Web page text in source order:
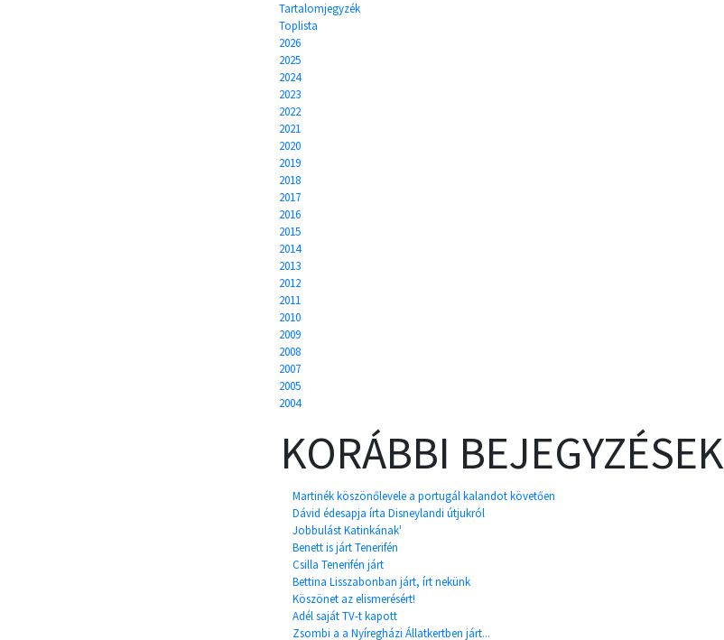
Tartalomjegyzék
Toplista
2026
2025
2024
2023
2022
2021
2020
2019
2018
2017
2016
2015
2014
2013
2012
2011
2010
2009
2008
2007
2005
2004
KORÁBBI BEJEGYZÉSEK
Martinék köszönőlevele a portugál kalandot követően
Dávid édesapja írta Disneylandi útjukról
Jobbulást Katinkának'
Benett is járt Tenerifén
Csilla Tenerifén járt
Bettina Lisszabonban járt, írt nekünk
Köszönet az elismerésért!
Adél saját TV-t kapott
Zsombi a a Nyíregházi Állatkertben járt...